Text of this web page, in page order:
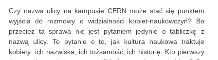
Czy nazwa ulicy na kampusie CERN może stać się punktem
wyjścia do rozmowy o widzialności kobiet-naukowczyń? Bo
przecież ta sprawa nie jest pytaniem jedynie o tabliczkę z
nazwą ulicy. To pytanie o to, jak kultura naukowa traktuje
kobiety: ich nazwiska, ich tożsamość, ich historię. Kto pierwszy